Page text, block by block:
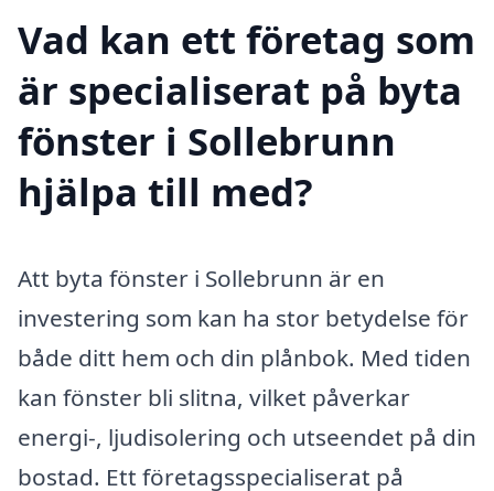
Vad kan ett företag som
är specialiserat på byta
fönster i Sollebrunn
hjälpa till med?
Att byta fönster i Sollebrunn är en
investering som kan ha stor betydelse för
både ditt hem och din plånbok. Med tiden
kan fönster bli slitna, vilket påverkar
energi-, ljudisolering och utseendet på din
bostad. Ett företagsspecialiserat på